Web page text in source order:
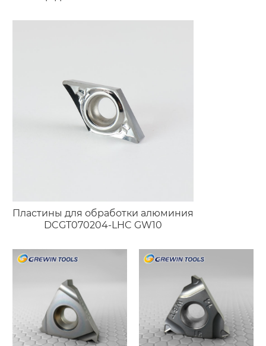
Пластины для обработки алюминия
DCGT070204-LHC GW10